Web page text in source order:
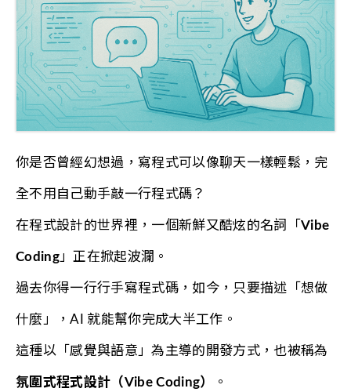
你是否曾經幻想過，寫程式可以像聊天一樣輕鬆，完
全不用自己動手敲一行程式碼？
在程式設計的世界裡，一個新鮮又酷炫的名詞「Vibe
Coding 」正在掀起波瀾。
過去你得一行行手寫程式碼，如今，只要描述「想做
什麼」，AI 就能幫你完成大半工作。
這種以「感覺與語意」為主導的開發方式，也被稱為
氛圍式程式設計（Vibe Coding） 。